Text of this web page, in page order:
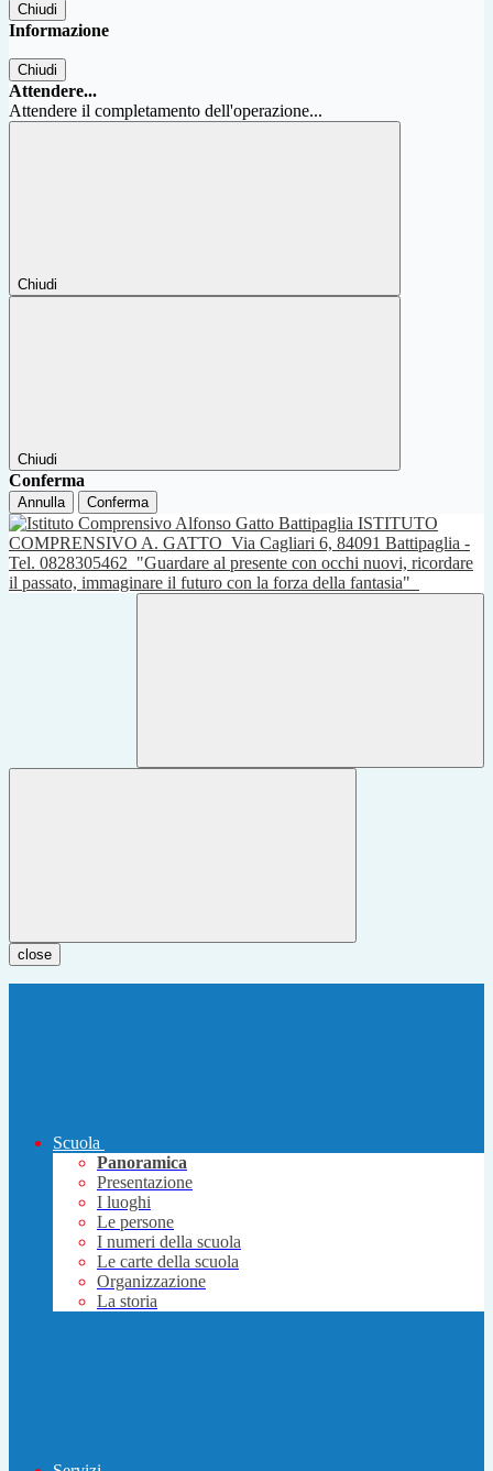
Chiudi
Informazione
Chiudi
Attendere...
Attendere il completamento dell'operazione...
Chiudi
Chiudi
Conferma
Annulla Conferma
ISTITUTO
COMPRENSIVO A. GATTO Via Cagliari 6, 84091 Battipaglia -
Tel. 0828305462 "Guardare al presente con occhi nuovi, ricordare
il passato, immaginare il futuro con la forza della fantasia"
close
Scuola
Panoramica
Presentazione
I luoghi
Le persone
I numeri della scuola
Le carte della scuola
Organizzazione
La storia